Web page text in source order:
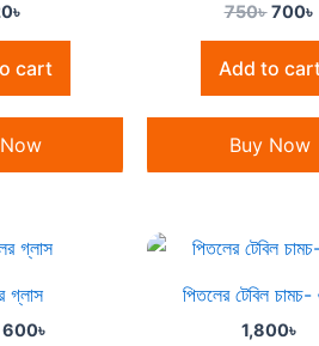
৳
cart
750৳ 700৳
Add to
Buy Now
গ্লাস
Original
price
was:
650৳ .
600৳
Current
পিতলের টেবিল
1,800৳